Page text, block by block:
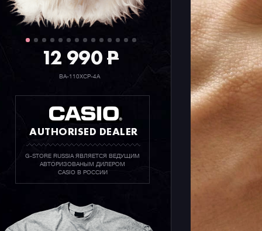
12 990P
BA-110XCP-4A
AUTHORISED DEALER
G-STORE RUSSIA ЯВЛЯЕТСЯ ВЕДУЩИМ
АВТОРИЗОВАНЫМ ДИЛЕРОМ
CASIO В РОССИИ